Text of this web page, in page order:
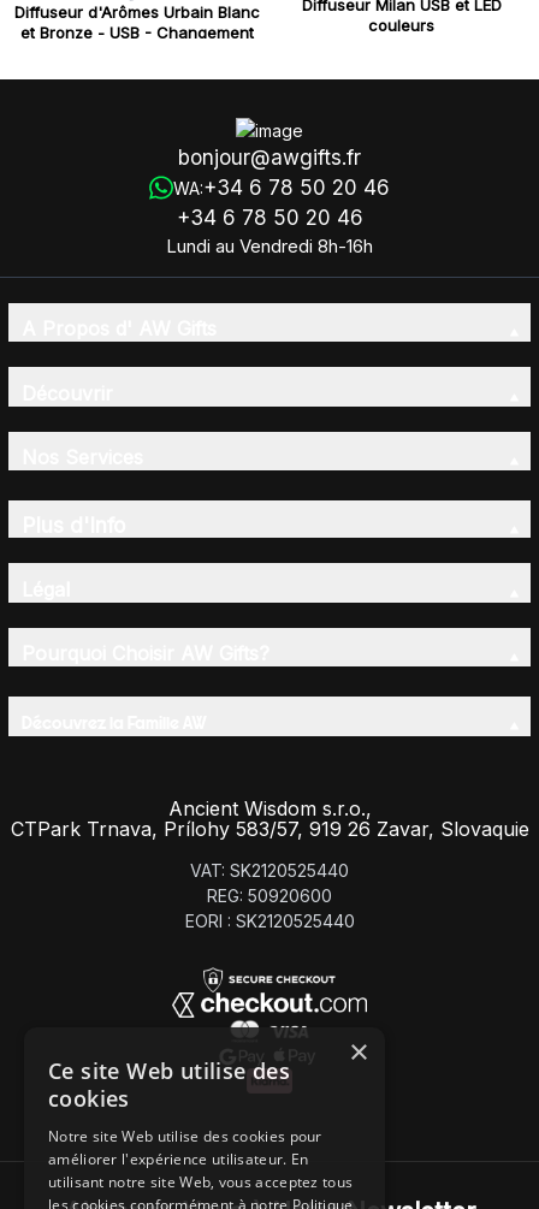
Diffuseur d'Arômes Urbain Blanc
et Bronze - USB - Changement
Diffuseur Milan USB et LED
couleurs
bonjour@awgifts.fr
WA:+34 6 78 50 20 46
+34 6 78 50 20 46
Lundi au Vendredi 8h-16h
Ancient Wisdom s.r.o.,
CTPark Trnava, Prílohy 583/57, 919 26 Zavar, Slovaquie
VAT: SK2120525440
REG: 50920600
EORI : SK2120525440
×
Ce site Web utilise des
cookies
Notre site Web utilise des cookies pour
améliorer l'expérience utilisateur. En
utilisant notre site Web, vous acceptez tous
les cookies conformément à notre Politique